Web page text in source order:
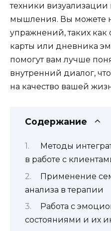
техники визуализации
мышления. Вы можете
упражнений, таких как
карты или дневника
помогут вам лучше
внутренний диалог,
на качество вашей
Содержание
Методы
в работе с
Применение
анализа в терапии
Работа с
состояниями и их